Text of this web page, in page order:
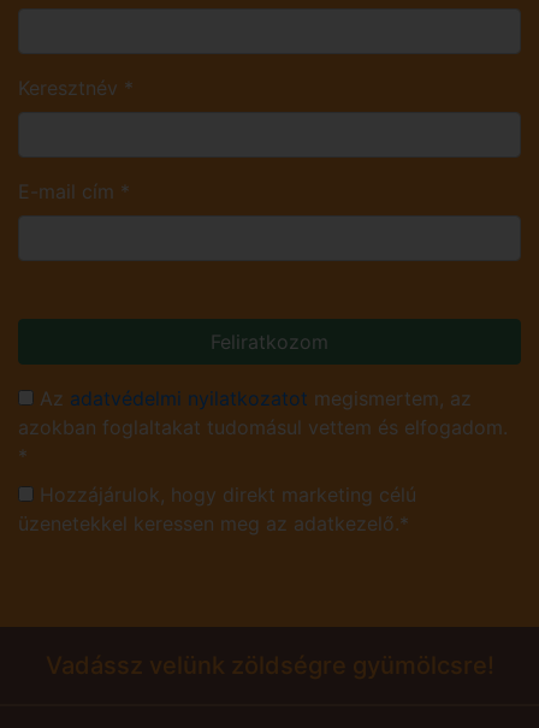
Keresztnév *
E-mail cím *
Feliratkozom
Az adatvédelmi nyilatkozatot megismertem, az
azokban foglaltakat tudomásul vettem és elfogadom.
*
Hozzájárulok, hogy direkt marketing célú
üzenetekkel keressen meg az adatkezelő.*
Vadássz velünk zöldségre gyümölcsre!